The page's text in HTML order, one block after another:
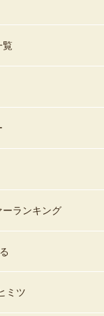
覧
ーランキング
ミツ